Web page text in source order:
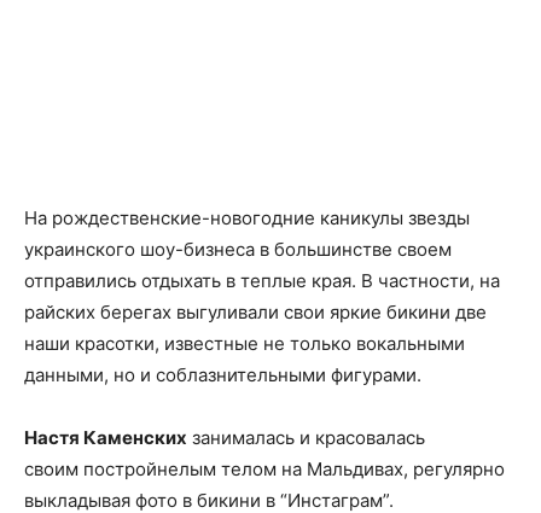
На рождественские-новогодние каникулы звезды
украинского шоу-бизнеса в большинстве своем
отправились отдыхать в теплые края. В частности, на
райских берегах выгуливали свои яркие бикини две
наши красотки, известные не только вокальными
данными, но и соблазнительными фигурами.
Настя Каменских занималась и красовалась
своим постройнелым телом на Мальдивах, регулярно
выкладывая фото в бикини в “Инстаграм”.